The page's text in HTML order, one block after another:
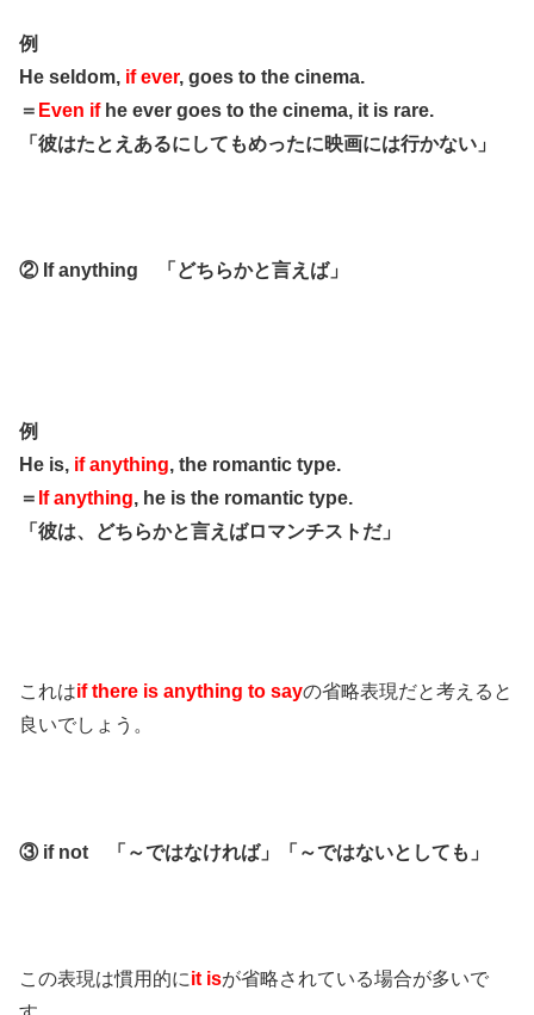
例
He seldom, if ever, goes to the cinema.
＝ Even ifhe ever goes to the cinema, it is rare.
「彼はたとえあるにしてもめったに映画には行かない」
② If anything 「どちらかと言えば」
例
He is, if anything, the romantic type.
＝ If anything, he is the romantic type.
「彼は、どちらかと言えばロマンチストだ」
これはif there is anything to sayの省略表現だと考えると
良いでしょう。
③ if not 「～ではなければ」「～ではないとしても」
この表現は慣用的にit isが省略されている場合が多いで